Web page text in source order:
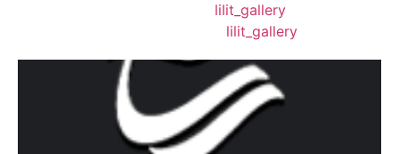
lilit_gallery
lilit_gallery